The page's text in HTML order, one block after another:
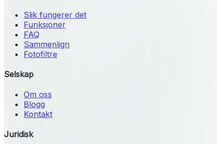
Slik fungerer det
Funksjoner
FAQ
Sammenlign
Fotofiltre
Selskap
Om oss
Blogg
Kontakt
Juridisk